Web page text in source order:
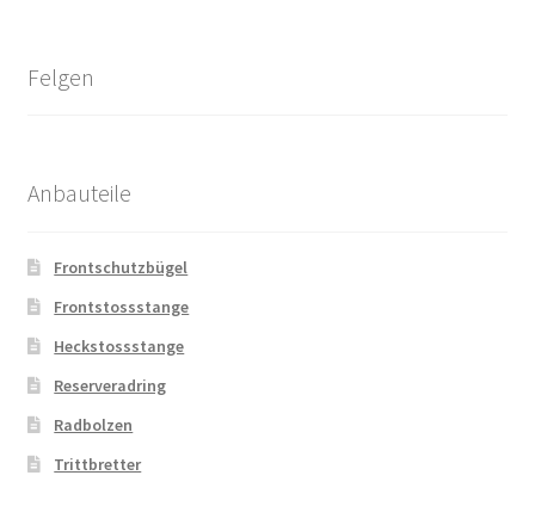
Felgen
Anbauteile
Frontschutzbügel
Frontstossstange
Heckstossstange
Reserveradring
Radbolzen
Trittbretter